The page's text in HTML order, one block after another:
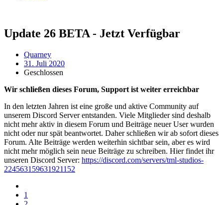
Update 26 BETA - Jetzt Verfügbar
Quarney
31. Juli 2020
Geschlossen
Wir schließen dieses Forum, Support ist weiter erreichbar
In den letzten Jahren ist eine große und aktive Community auf
unserem Discord Server entstanden. Viele Mitglieder sind deshalb
nicht mehr aktiv in diesem Forum und Beiträge neuer User wurden
nicht oder nur spät beantwortet. Daher schließen wir ab sofort dieses
Forum. Alte Beiträge werden weiterhin sichtbar sein, aber es wird
nicht mehr möglich sein neue Beiträge zu schreiben. Hier findet ihr
unseren Discord Server: https://discord.com/servers/tml-studios-
224563159631921152
1